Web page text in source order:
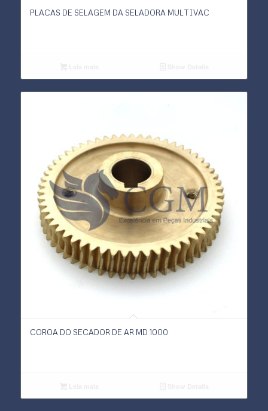
PLACAS DE SELAGEM DA SELADORA MULTIVAC
COROA DO SECADOR DE AR MD 1000